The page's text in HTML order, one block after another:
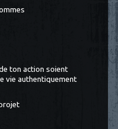
ton action soient
vie authentiquement